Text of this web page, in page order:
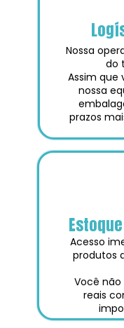
Nossa
do
Assim que
nossa
prazos
Acesso
produtos
Você
reais